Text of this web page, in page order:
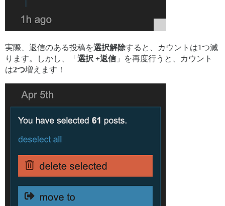
実際、返信のある投稿を選択解除すると、カウントは1つ減
ります。しかし、「 選択 +返信」を再度行うと、カウント
は2つ増えます！